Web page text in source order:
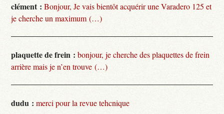
clément : Bonjour, Je vais bientôt acquérir une Varadero 125 et
je cherche un maximum (…)
plaquette de frein : bonjour, je cherche des plaquettes de frein
arrière mais je n’en trouve (…)
dudu : merci pour la revue tehcnique